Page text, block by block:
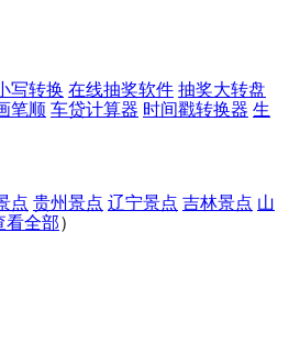
写转换 在线抽奖软件 抽奖大转盘
笔顺 车贷计算器 时间戳转换器 生
点 贵州景点 辽宁景点 吉林景点 山
看全部）